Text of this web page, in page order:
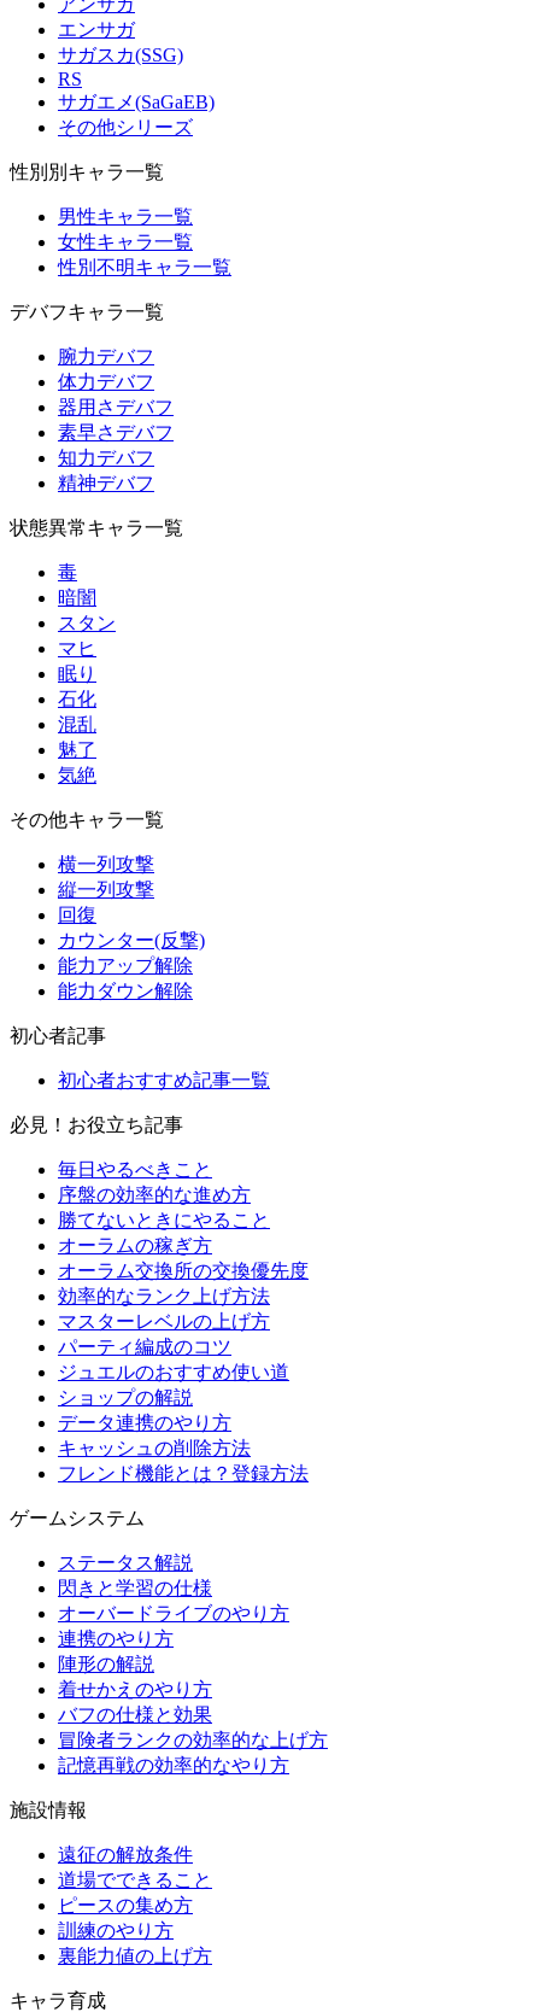
アンサガ
エンサガ
サガスカ(SSG)
RS
サガエメ(SaGaEB)
その他シリーズ
性別別キャラ一覧
男性キャラ一覧
女性キャラ一覧
性別不明キャラ一覧
デバフキャラ一覧
腕力デバフ
体力デバフ
器用さデバフ
素早さデバフ
知力デバフ
精神デバフ
状態異常キャラ一覧
毒
暗闇
スタン
マヒ
眠り
石化
混乱
魅了
気絶
その他キャラ一覧
横一列攻撃
縦一列攻撃
回復
カウンター(反撃)
能力アップ解除
能力ダウン解除
初心者記事
初心者おすすめ記事一覧
必見！お役立ち記事
毎日やるべきこと
序盤の効率的な進め方
勝てないときにやること
オーラムの稼ぎ方
オーラム交換所の交換優先度
効率的なランク上げ方法
マスターレベルの上げ方
パーティ編成のコツ
ジュエルのおすすめ使い道
ショップの解説
データ連携のやり方
キャッシュの削除方法
フレンド機能とは？登録方法
ゲームシステム
ステータス解説
閃きと学習の仕様
オーバードライブのやり方
連携のやり方
陣形の解説
着せかえのやり方
バフの仕様と効果
冒険者ランクの効率的な上げ方
記憶再戦の効率的なやり方
施設情報
遠征の解放条件
道場でできること
ピースの集め方
訓練のやり方
裏能力値の上げ方
キャラ育成